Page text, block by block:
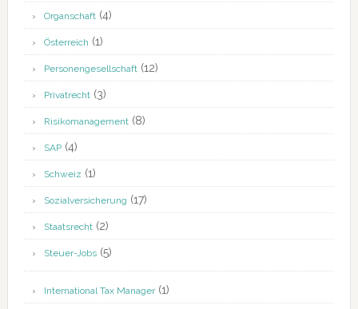
Organschaft(4)
Österreich (1)
Personengesellschaft(12)
Privatrecht(3)
Risikomanagement(8)
SAP(4)
Schweiz (1)
Sozialversicherung (17)
Staatsrecht(2)
Steuer-Jobs(5)
International Tax Manager(1)